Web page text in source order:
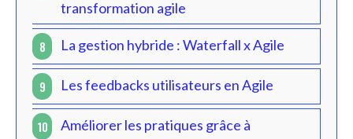
transformation agile
8 La gestion hybride : Waterfall x Agile
9 Les feedbacks utilisateurs en Agile
10
Améliorer les pratiques grâce à